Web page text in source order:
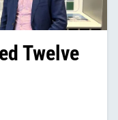
Twelve